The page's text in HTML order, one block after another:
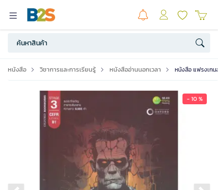
หนังสือ วิชาการและการเรียนรู้ หนังสืออ่านนอกเวลา หนังสือ แฟรงเก
- 10 %